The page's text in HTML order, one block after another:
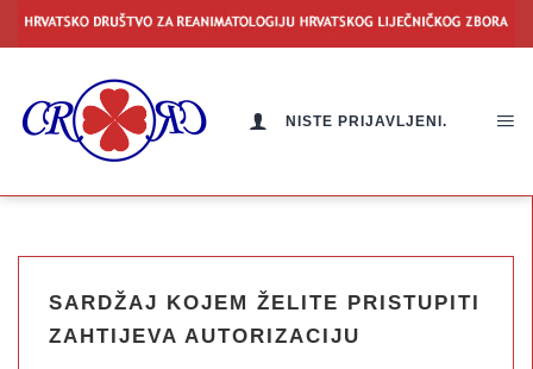
NISTE PRIJAVLJENI.
SARDŽAJ KOJEM ŽELITE PRISTUPITI
ZAHTIJEVA AUTORIZACIJU